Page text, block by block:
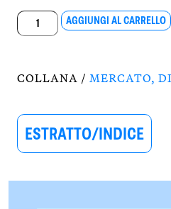
In
lode
e
scritti
quantità
AGGIUNGI AL CARRELLO
COLLANA / MERCATO,
ESTRATTO/INDICE